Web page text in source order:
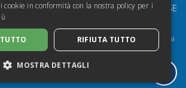
LE NOSTRE RISORSE
Torrossa per Istituzioni
Torrossa Open
FRENCH
ENGLISH
GERMAN
cookie in conformità con la nostra policy per i
RIFIUTA TUTTO
MOSTRA DETTAGLI